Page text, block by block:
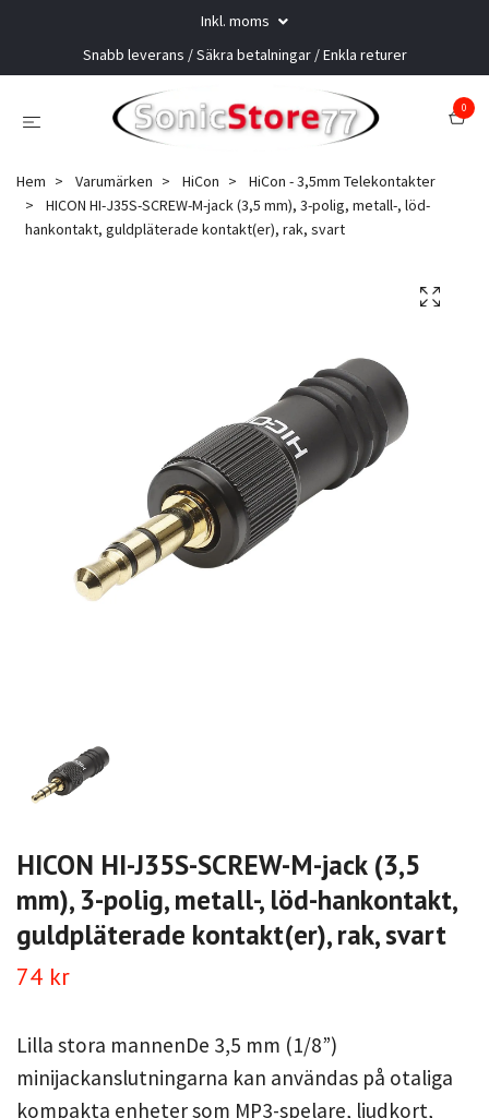
Inkl. moms
Snabb leverans / Säkra betalningar / Enkla returer
0
Hem Varumärken HiCon
HiCon - 3,5mm Telekontakter
HICON HI-J35S-SCREW-M-jack (3,5 mm), 3-polig, metall-, löd-
hankontakt, guldpläterade kontakt(er), rak, svart
HICON HI-J35S-SCREW-M-jack (3,5
mm), 3-polig, metall-, löd-hankontakt,
guldpläterade kontakt(er), rak, svart
74 kr
Lilla stora mannenDe 3,5 mm (1/8”)
minijackanslutningarna kan användas på otaliga
kompakta enheter som MP3-spelare, ljudkort,